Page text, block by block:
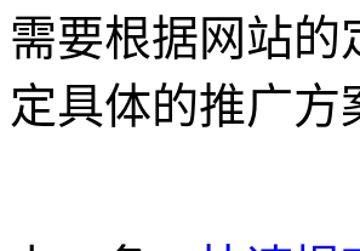
需要根据网站的
定具体的推广方